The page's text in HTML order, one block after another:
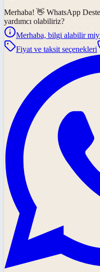
Merhaba! 👋 WhatsApp
yardımcı olabiliriz?
Merhaba, bilgi alabilir
Fiyat ve taksit seçenekleri